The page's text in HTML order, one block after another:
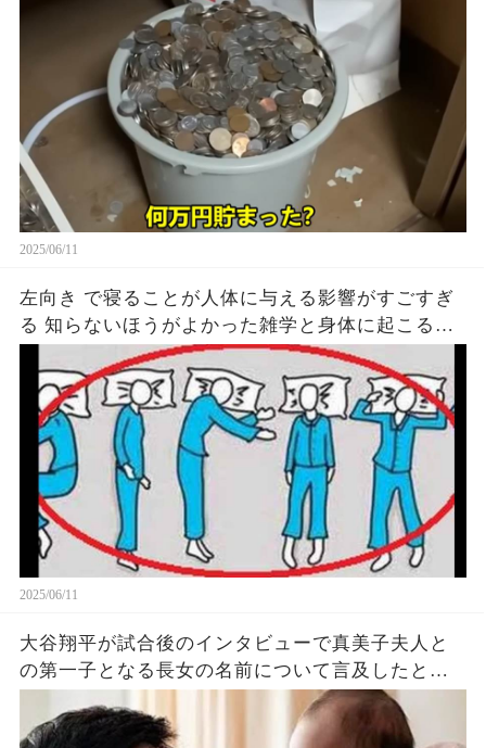
2025/06/11
左向き で寝ることが人体に与える影響がすごすぎ
る 知らないほうがよかった雑学と身体に起こる現
象がヤバい… 驚くべき 大人の 面白いけど知ると後
悔
2025/06/11
大谷翔平が試合後のインタビューで真美子夫人と
の第一子となる長女の名前について言及したと話
題に！山本由伸や佐々木朗希は知ってそう！